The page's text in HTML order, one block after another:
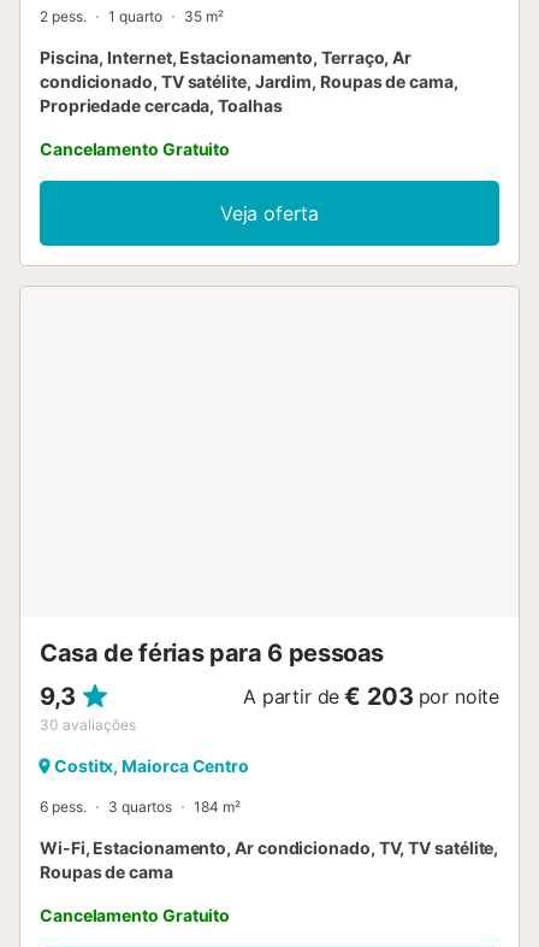
2 pess. 1 quarto 35 m²
Piscina, Internet, Estacionamento, Terraço, Ar
condicionado, TV satélite, Jardim, Roupas de cama,
Propriedade cercada, Toalhas
Cancelamento Gratuito
Veja oferta
Casa de férias para 6 pessoas
9,3
30 avaliações
A partir de € 203 por noite
Costitx, Maiorca Centro
6 pess. 3 quartos 184 m²
Wi-Fi, Estacionamento, Ar condicionado, TV, TV satélite,
Roupas de cama
Cancelamento Gratuito